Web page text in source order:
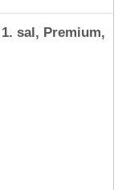
sal, Premium,